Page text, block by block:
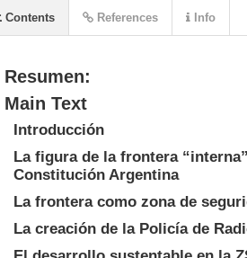
Resumen:
Main Text
Introducción
La figura de la frontera
Constitución Argentina
La frontera como zona de
La creación de la Policía de
Contents References Info